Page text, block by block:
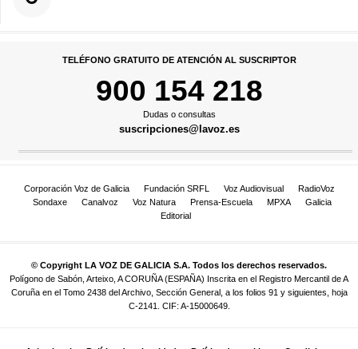
TELÉFONO GRATUITO DE ATENCIÓN AL SUSCRIPTOR
900 154 218
Dudas o consultas
suscripciones@lavoz.es
Corporación Voz de Galicia Fundación SRFL Voz Audiovisual
RadioVoz
Sondaxe
Canalvoz Voz Natura Prensa-Escuela MPXA
Galicia
Editorial
© Copyright LA VOZ DE GALICIA S.A. Todos los derechos reservados.
Polígono de Sabón, Arteixo, A CORUÑA (ESPAÑA) Inscrita en el Registro Mercantil de A
Coruña en el Tomo 2438 del Archivo, Sección General, a los folios 91 y siguientes, hoja
C-2141. CIF: A-15000649.